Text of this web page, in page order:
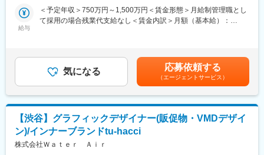
ァンの皆様と共に創出することを目指しています。
ードするポジションです。
■業務詳細
・Web、アプリ、デジタル広告、動画などオンラインからグラフ
ィック、OOH、パッケージ等オフラインまでを横断したブランド
キャンペーンのアートディレクション
ィ管理
・多様な専門職（ストラテジスト、エンジニア、データサイエン
ティスト等）を巻き込んだ越境型プロジェクトのデザイン領域牽
給与
＜予定年収＞750万円～1,500万円＜賃金形態＞月給制管理職とし
て採用の場合残業代支給なし＜賃金内訳＞月額（基本給）：
＜昇給有無＞有＜残業手当＞有＜給与補足＞■昇給年1回（1月1日
に評価見直し）■業績連動賞与年2回（9月・3月）■リモート勤務
手当別途支給：4,000円／月賃金はあくまでも目安の金額であり、
選考を通じて上下する可能性があります。月給(月額)は固定手当を
含めた表記です。
気になる 応募依頼する
（エージェントサービス）
【渋谷】グラフィックデザイナー(販促物・VMDデザイ
ン)/インナーブランドtu-hacci
株式会社Ｗａｔｅｒ Ａｉｒ